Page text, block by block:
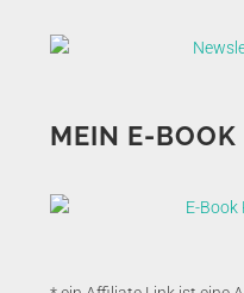
MEIN E-BOOK